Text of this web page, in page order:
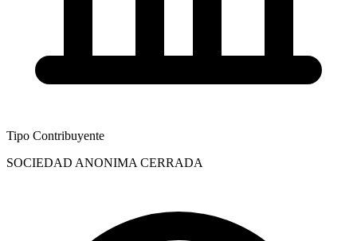
Tipo Contribuyente
SOCIEDAD ANONIMA CERRADA